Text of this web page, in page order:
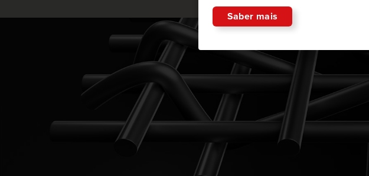
Saber mais